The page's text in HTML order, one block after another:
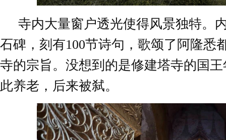
寺内大量窗户透光使得风景独特。
石碑，刻有100节诗句，歌颂了阿隆悉
寺的宗旨。没想到的是修建塔寺的国
此养老，后来被弑。